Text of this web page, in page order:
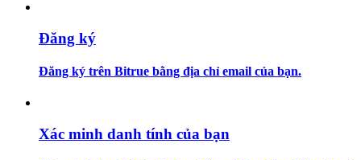
Hướng dẫn
Đăng ký
Đăng ký trên Bitrue bằng địa chỉ email của bạn.
Xác minh danh tính của bạn